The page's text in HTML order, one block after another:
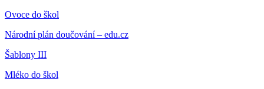
Ovoce do škol
Národní plán doučování – edu.cz
Šablony III
Mléko do škol